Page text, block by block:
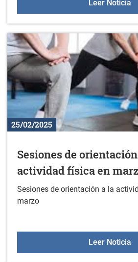
Leer Noticia
25/02/2025
Sesiones de
actividad física en
Sesiones de orientación a la
marzo
Leer Noticia